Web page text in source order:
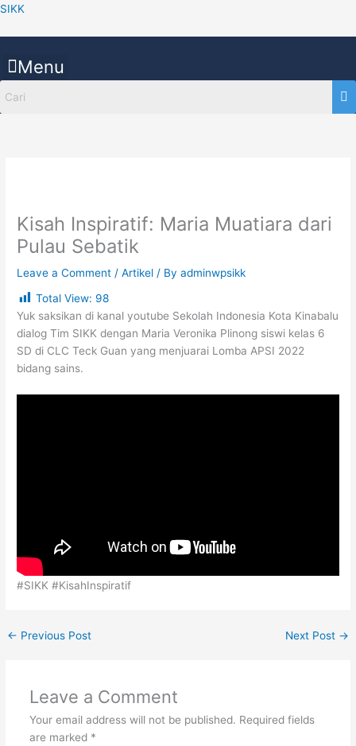
Skip
SIKK
Menu
Kisah Inspiratif: Maria Muatiara dari
Pulau Sebatik
Leave a Comment /Artikel / Byadminwpsikk
Total View: 98
Yuk saksikan di kanal youtube Sekolah Indonesia Kota Kinabalu
dialog Tim SIKK dengan Maria Veronika Plinong siswi kelas 6
SD di CLC Teck Guan yang menjuarai Lomba APSI 2022
bidang sains.
#SIKK #KisahInspiratif
← Previous Post Next Post →
Leave a Comment
Your email address will not be published. Required fields
are marked *